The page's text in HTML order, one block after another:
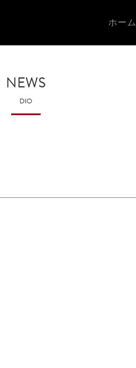
ホーム
NEWS
DIO